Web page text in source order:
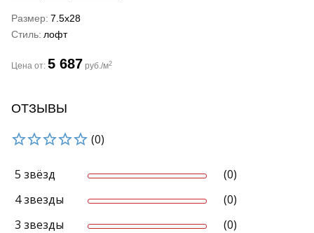
Размер 7.5x28
Стиль лофт
Цена от: 5 687 руб./м2
ОТЗЫВЫ
(0)
5 звёзд
(0)
4 звезды
(0)
3 звезды
(0)